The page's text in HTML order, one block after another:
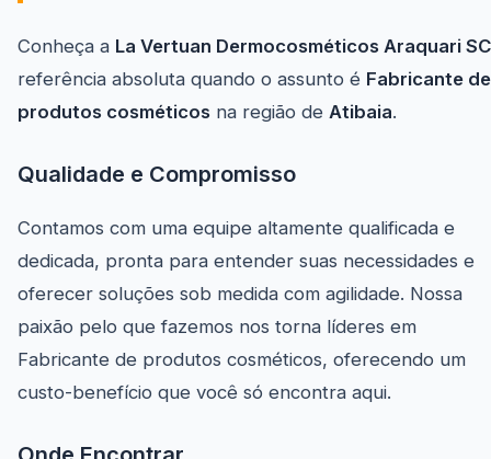
Conheça a La Vertuan Dermocosméticos Araquari SC
referência absoluta quando o assunto é Fabricante de
produtos cosméticos na região de Atibaia.
Qualidade e Compromisso
Contamos com uma equipe altamente qualificada e
dedicada, pronta para entender suas necessidades e
oferecer soluções sob medida com agilidade. Nossa
paixão pelo que fazemos nos torna líderes em
Fabricante de produtos cosméticos, oferecendo um
custo-benefício que você só encontra aqui.